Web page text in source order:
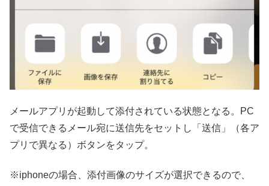
メールアプリが起動して添付されている状態となる。PC
で受信できるメール宛に送信先をセットし「送信」（各ア
プリで異なる）ボタンをタップ。
※iphoneの場合、添付画像のサイズが選択できるので、